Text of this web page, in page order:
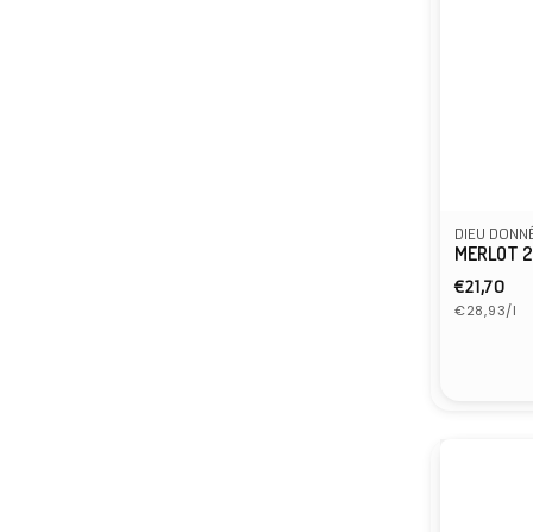
DIEU
MERLOT
Preis
€21,70
Grundpreis
€28,93/l